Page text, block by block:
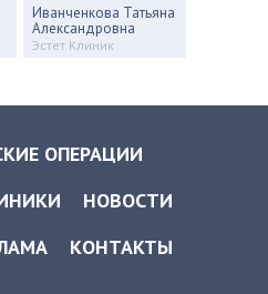
Иванченкова Татьяна
Александровна
Эстет Клиник
ОПЕРАЦИИ
НОВОСТИ
КОНТАКТЫ